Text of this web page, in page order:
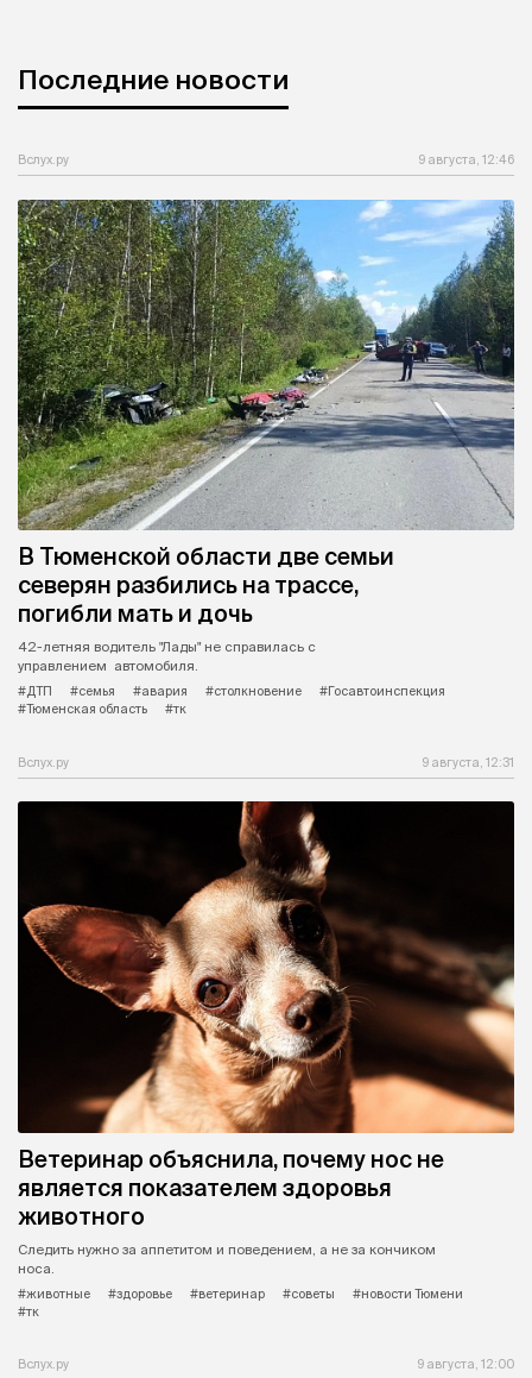
Последние новости
Вслух.ру 9 августа, 12:46
В Тюменской области две семьи
северян разбились на трассе,
погибли мать и дочь
42-летняя водитель "Лады" не справилась с
управлением автомобиля.
#ДТП
#семья #авария #столкновение
#Госавтоинспекция
#Тюменская область
#тк
Вслух.ру 9 августа, 12:31
Ветеринар объяснила, почему нос не
является показателем здоровья
животного
Следить нужно за аппетитом и поведением, а не за кончиком
носа.
#животные
#здоровье #ветеринар #советы
#новости Тюмени
#тк
Вслух.ру 9 августа, 12:00